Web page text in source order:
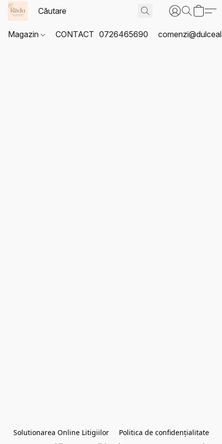
Magazin CONTACT 0726465690
Solutionarea Online Litigiilor
Politica de confidențialitate